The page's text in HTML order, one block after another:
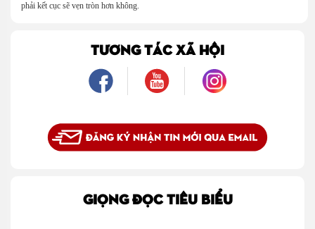
phải kết cục sẽ vẹn tròn hơn không.
TƯƠNG TÁC XÃ HỘI
GIỌNG ĐỌC TIÊU BIỂU